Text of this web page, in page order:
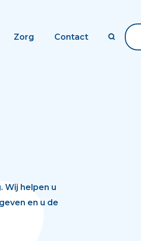
Zorg Contact
Wij helpen u
en u de